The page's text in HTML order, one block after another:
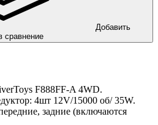
Добавить
сравнение
F888FF-A 4WD.
4шт 12V/15000 об/ 35W.
задние (включаются